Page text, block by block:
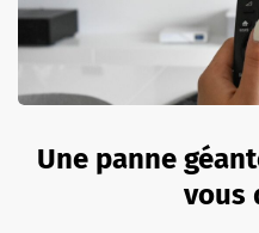
Une panne
vous